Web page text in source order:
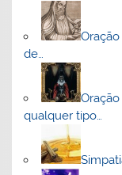
de…
qualquer tipo…